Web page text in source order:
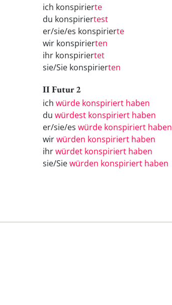
ich konspirierte
du konspiriertest
er/sie/es konspirierte
wir konspirierten
ihr konspiriertet
sie/Sie konspirierten
II Futur 2
ich würde konspiriert haben
du würdest konspiriert haben
er/sie/es würde konspiriert haben
wirwürden konspiriert haben
ihrwürdet konspiriert haben
sie/Siewürden konspiriert haben